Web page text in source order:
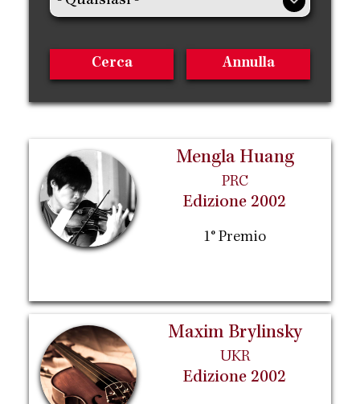
Mengla Huang
PRC
Edizione 2002
1° Premio
Maxim Brylinsky
UKR
Edizione 2002